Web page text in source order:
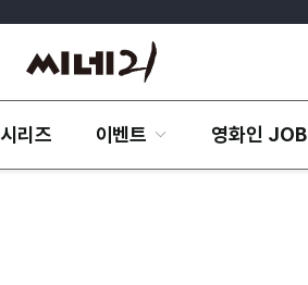
시리즈 이벤트 영화인 JOB